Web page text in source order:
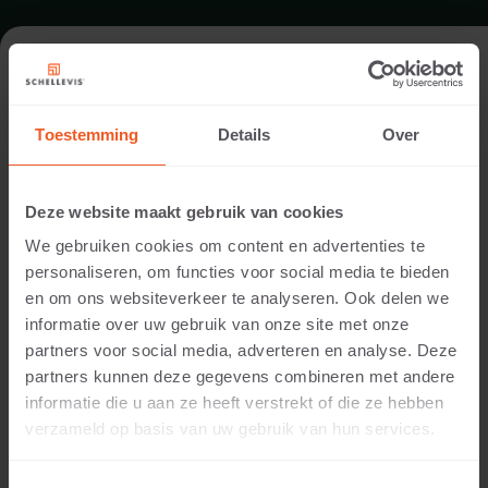
Toestemming Details Over
Deze website maakt gebruik van cookies
We gebruiken cookies om content en advertenties te
personaliseren, om functies voor social media te bieden
en om ons websiteverkeer te analyseren. Ook delen we
informatie over uw gebruik van onze site met onze
partners voor social media, adverteren en analyse. Deze
partners kunnen deze gegevens combineren met andere
informatie die u aan ze heeft verstrekt of die ze hebben
verzameld op basis van uw gebruik van hun services.
DAK IN DOETINCHEM
Architect:
Uitvoering:
Farwick groenprojecten
Locatie:
Doetinchem
Toepassing:
Dak
Fotografie:
Modeste Herwig
Producten: